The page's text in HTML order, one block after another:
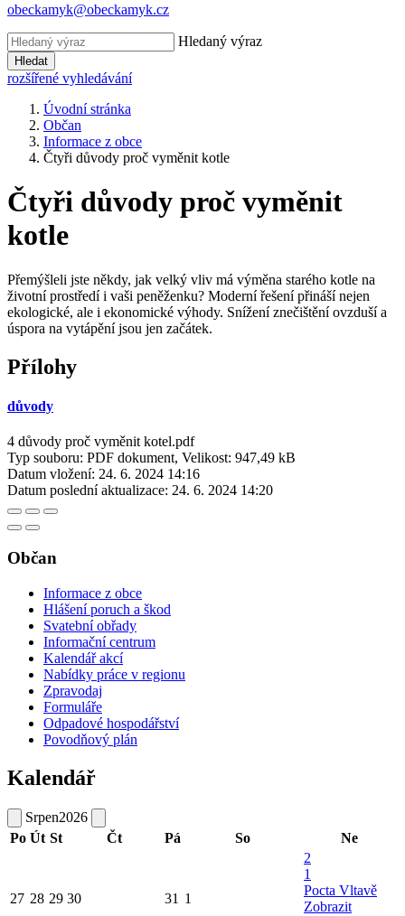
obeckamyk@obeckamyk.cz
Hledaný výraz
Hledat
rozšířené vyhledávání
Úvodní stránka
Občan
Informace z obce
Čtyři důvody proč vyměnit kotle
Čtyři důvody proč vyměnit
kotle
Přemýšleli jste někdy, jak velký vliv má výměna starého kotle na
životní prostředí i vaši peněženku? Moderní řešení přináší nejen
ekologické, ale i ekonomické výhody. Snížení znečištění ovzduší a
úspora na vytápění jsou jen začátek.
Přílohy
důvody
4 důvody proč vyměnit kotel.pdf
Typ souboru: PDF dokument, Velikost: 947,49 kB
Datum vložení: 24. 6. 2024 14:16
Datum poslední aktualizace: 24. 6. 2024 14:20
Občan
Informace z obce
Hlášení poruch a škod
Svatební obřady
Informační centrum
Kalendář akcí
Nabídky práce v regionu
Zpravodaj
Formuláře
Odpadové hospodářství
Povodňový plán
Kalendář
Srpen2026
Po Út St Čt Pá So Ne
27 28 29 30 31 1
2
1
Pocta Vltavě
Zobrazit